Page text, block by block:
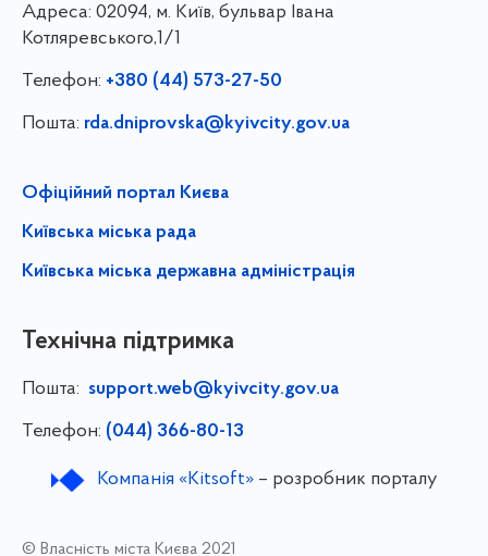
Адреса: 02094, м. Київ, бульвар Івана
Котляревського,1/1
Телефон: +380 (44) 573-27-50
Пошта: rda.dniprovska@kyivcity.gov.ua
Офіційний портал Києва
Київська міська рада
Київська міська державна адміністрація
Технічна підтримка
Пошта: support.web@kyivcity.gov.ua
Телефон: (044) 366-80-13
Компанія «Kitsoft»– розробник порталу
© Власність міста Києва 2021